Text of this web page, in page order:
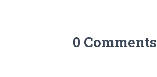
0 Comments